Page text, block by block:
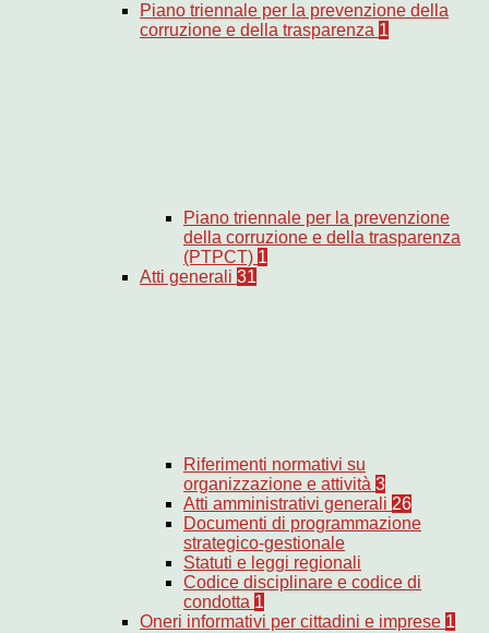
Piano triennale per la prevenzione della
corruzione e della trasparenza 1
Piano triennale per la prevenzione
della corruzione e della trasparenza
(PTPCT) 1
Atti generali 31
Riferimenti normativi su
organizzazione e attività 3
Atti amministrativi generali 26
Documenti di programmazione
strategico-gestionale
Statuti e leggi regionali
Codice disciplinare e codice di
condotta 1
Oneri informativi per cittadini e imprese 1